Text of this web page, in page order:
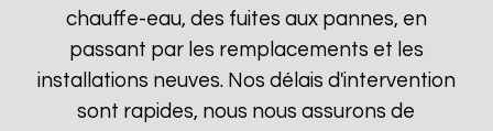
chauffe-eau, des fuites aux pannes, en
passant par les remplacements et les
installations neuves. Nos délais d'intervention
sont rapides, nous nous assurons de